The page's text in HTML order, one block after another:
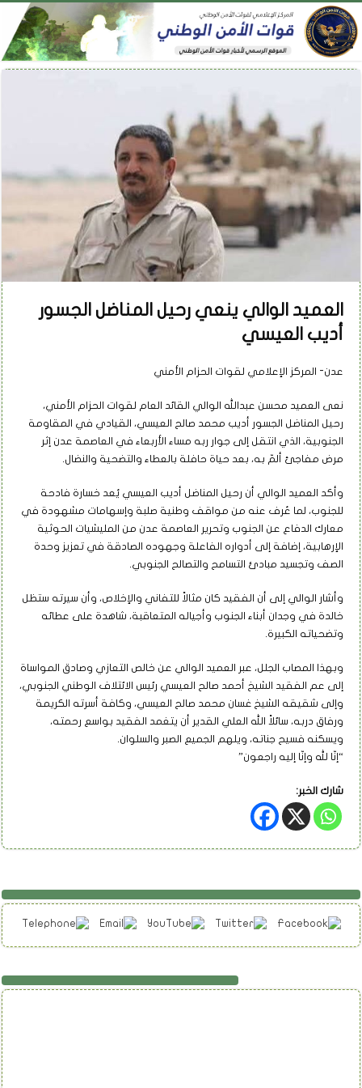
العميد الوالي ينعي رحيل المناضل الجسور
أديب العيسي
عدن- المركز الإعلامي لقوات الحزام الأمني
نعى العميد محسن عبدالله الوالي القائد العام لقوات الحزام الأمني،
رحيل المناضل الجسور أديب محمد صالح العيسي، القيادي في المقاومة
الجنوبية، الذي انتقل إلى جوار ربه مساء الأربعاء في العاصمة عدن إثر
مرض مفاجئ ألمّ به، بعد حياة حافلة بالعطاء والتضحية والنضال.
وأكد العميد الوالي أن رحيل المناضل أديب العيسي يُعد خسارة فادحة
للجنوب، لما عُرف عنه من مواقف وطنية صلبة وإسهامات مشهودة في
معارك الدفاع عن الجنوب وتحرير العاصمة عدن من المليشيات الحوثية
الإرهابية، إضافة إلى أدواره الفاعلة وجهوده الصادقة في تعزيز وحدة
الصف وتجسيد مبادئ التسامح والتصالح الجنوبي.
وأشار الوالي إلى أن الفقيد كان مثالاً للتفاني والإخلاص، وأن سيرته ستظل
خالدة في وجدان أبناء الجنوب وأجياله المتعاقبة، شاهدة على عطائه
وتضحياته الكبيرة.
وبهذا المصاب الجلل، عبر العميد الوالي عن خالص التعازي وصادق المواساة
إلى عم الفقيد الشيخ أحمد صالح العيسي رئيس الائتلاف الوطني الجنوبي،
وإلى شقيقه الشيخ غسان محمد صالح العيسي، وكافة أسرته الكريمة
ورفاق دربه، سائلاً الله العلي القدير أن يتغمد الفقيد بواسع رحمته،
ويسكنه فسيح جناته، ويلهم الجميع الصبر والسلوان.
“إنّا لله وإنّا إليه راجعون”
شارك الخبر: